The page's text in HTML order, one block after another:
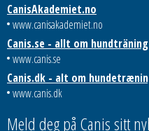
CanisAkademiet.no
www.canisakademiet.no
Canis.se - allt om hundträning
www.canis.se
Canis.dk - alt om
www.canis.dk
Meld deg på Canis sitt